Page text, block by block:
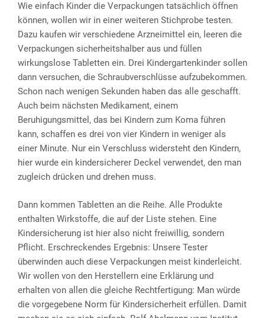
Wie einfach Kinder die Verpackungen tatsächlich öffnen
können, wollen wir in einer weiteren Stichprobe testen.
Dazu kaufen wir verschiedene Arzneimittel ein, leeren die
Verpackungen sicherheitshalber aus und füllen
wirkungslose Tabletten ein. Drei Kindergartenkinder sollen
dann versuchen, die Schraubverschlüsse aufzubekommen.
Schon nach wenigen Sekunden haben das alle geschafft.
Auch beim nächsten Medikament, einem
Beruhigungsmittel, das bei Kindern zum Koma führen
kann, schaffen es drei von vier Kindern in weniger als
einer Minute. Nur ein Verschluss widersteht den Kindern,
hier wurde ein kindersicherer Deckel verwendet, den man
zugleich drücken und drehen muss.
Dann kommen Tabletten an die Reihe. Alle Produkte
enthalten Wirkstoffe, die auf der Liste stehen. Eine
Kindersicherung ist hier also nicht freiwillig, sondern
Pflicht. Erschreckendes Ergebnis: Unsere Tester
überwinden auch diese Verpackungen meist kinderleicht.
Wir wollen von den Herstellern eine Erklärung und
erhalten von allen die gleiche Rechtfertigung: Man würde
die vorgegebene Norm für Kindersicherheit erfüllen. Damit